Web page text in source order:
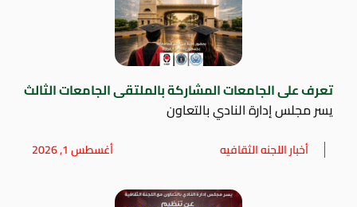
تعرف على الجامعات المشاركة بالملتقى الجامعات الثالث
يسر مجلس إدارة النادي بالتعاون
أخبار اللجنه الثقافيه أغسطس 1, 2026